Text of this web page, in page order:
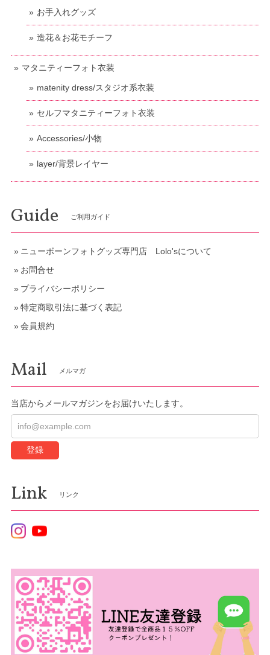
お手入れグッズ
造花＆お花モチーフ
マタニティーフォト衣装
matenity dress/スタジオ系衣装
セルフマタニティーフォト衣装
Accessories/小物
layer/背景レイヤー
Guide ご利用ガイド
ニューボーンフォトグッズ専門店 Lolo'sについて
お問合せ
プライバシーポリシー
特定商取引法に基づく表記
会員規約
Mail メルマガ
当店からメールマガジンをお届けいたします。
登録
Link リンク